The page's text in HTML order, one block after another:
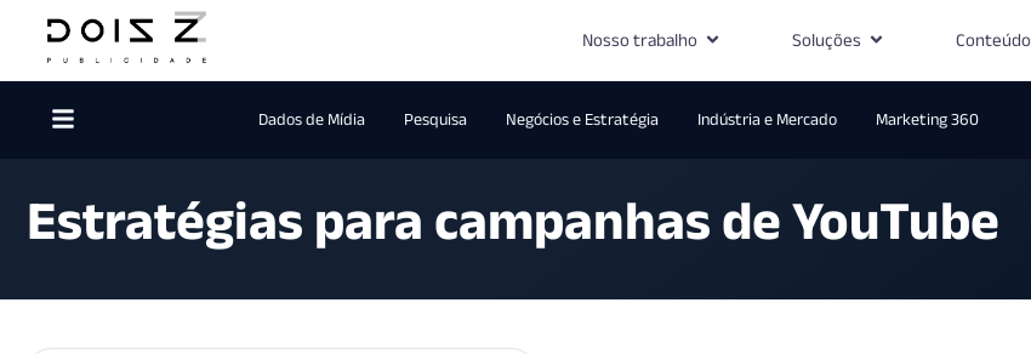
Nosso trabalho Soluções Conteúdo
Dados de Mídia Pesquisa Negócios e Estratégia Indústria e Mercado Marketing 360
Estratégias para campanhas de YouTube